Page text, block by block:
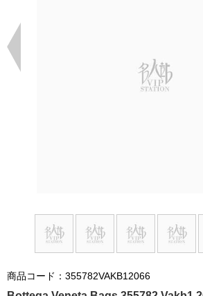
商品コード：355782VAKB12066